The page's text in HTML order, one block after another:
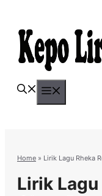
content
Home » Lirik Lagu Rheka
Lirik Lagu